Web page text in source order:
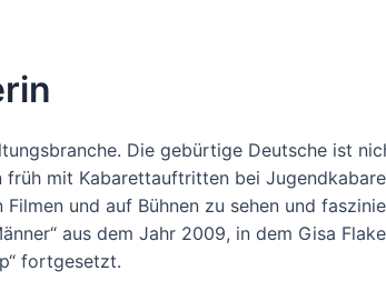
Die gebürtige Deutsche ist
früh mit Kabarettauftritten bei
und auf Bühnen zu sehen und
aus dem Jahr 2009, in dem Gisa
fortgesetzt.